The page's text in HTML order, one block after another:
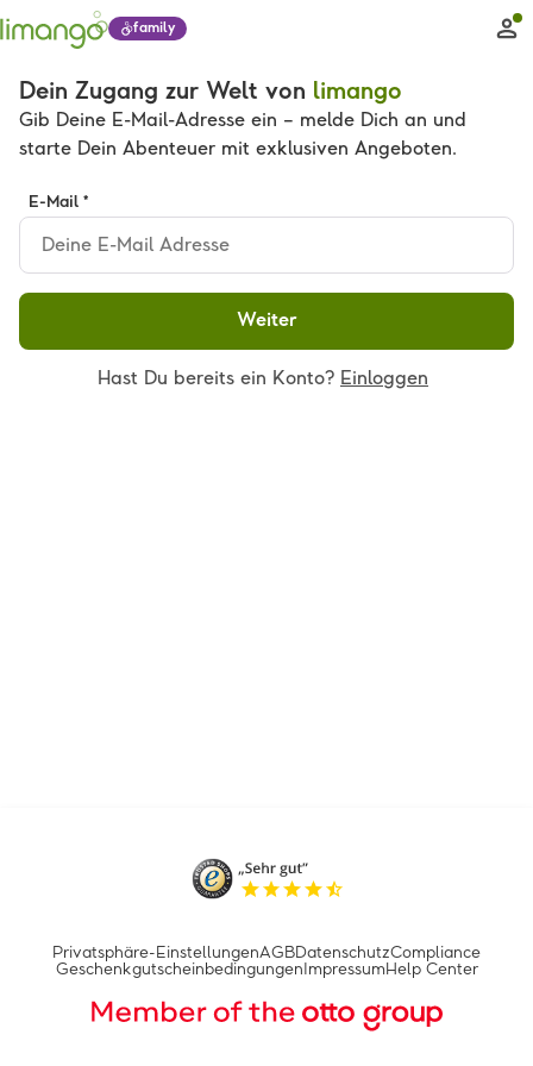
family
Dein Zugang zur Welt von limango
Gib Deine E-Mail-Adresse ein – melde Dich an und
starte Dein Abenteuer mit exklusiven Angeboten.
E-Mail *
Weiter
Hast Du bereits ein Konto? Einloggen
Privatsphäre-EinstellungenAGBDatenschutzCompliance
Geschenkgutscheinbedingungen Impressum Help Center